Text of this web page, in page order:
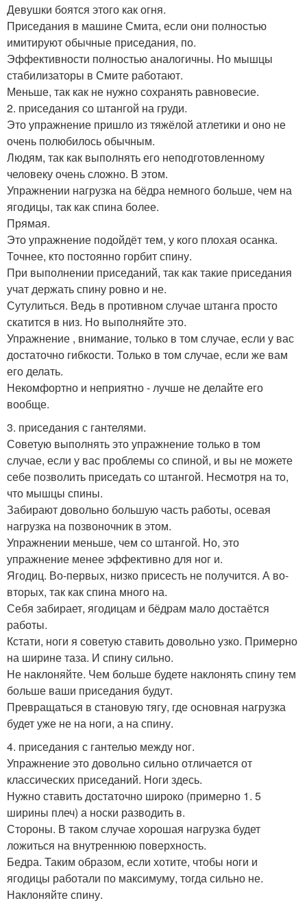
Девушки боятся этого как огня.
Приседания в машине Смита, если они полностью
имитируют обычные приседания, по.
Эффективности полностью аналогичны. Но мышцы
стабилизаторы в Смите работают.
Меньше, так как не нужно сохранять равновесие.
2. приседания со штангой на груди.
Это упражнение пришло из тяжёлой атлетики и оно не
очень полюбилось обычным.
Людям, так как выполнять его неподготовленному
человеку очень сложно. В этом.
Упражнении нагрузка на бёдра немного больше, чем на
ягодицы, так как спина более.
Прямая.
Это упражнение подойдёт тем, у кого плохая осанка.
Точнее, кто постоянно горбит спину.
При выполнении приседаний, так как такие приседания
учат держать спину ровно и не.
Сутулиться. Ведь в противном случае штанга просто
скатится в низ. Но выполняйте это.
Упражнение , внимание, только в том случае, если у вас
достаточно гибкости. Только в том случае, если же вам
его делать.
Некомфортно и неприятно - лучше не делайте его
вообще.
3. приседания с гантелями.
Советую выполнять это упражнение только в том
случае, если у вас проблемы со спиной, и вы не можете
себе позволить приседать со штангой. Несмотря на то,
что мышцы спины.
Забирают довольно большую часть работы, осевая
нагрузка на позвоночник в этом.
Упражнении меньше, чем со штангой. Но, это
упражнение менее эффективно для ног и.
Ягодиц. Во-первых, низко присесть не получится. А во-
вторых, так как спина много на.
Себя забирает, ягодицам и бёдрам мало достаётся
работы.
Кстати, ноги я советую ставить довольно узко. Примерно
на ширине таза. И спину сильно.
Не наклоняйте. Чем больше будете наклонять спину тем
больше ваши приседания будут.
Превращаться в становую тягу, где основная нагрузка
будет уже не на ноги, а на спину.
4. приседания с гантелью между ног.
Упражнение это довольно сильно отличается от
классических приседаний. Ноги здесь.
Нужно ставить достаточно широко (примерно 1. 5
ширины плеч) а носки разводить в.
Стороны. В таком случае хорошая нагрузка будет
ложиться на внутреннюю поверхность.
Бедра. Таким образом, если хотите, чтобы ноги и
ягодицы работали по максимуму, тогда сильно не.
Наклоняйте спину.